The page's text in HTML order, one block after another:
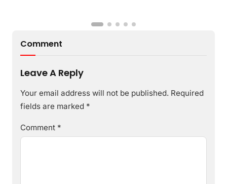
Comment
Leave A Reply
Your email address will not be published. Required
fields are marked *
Comment *